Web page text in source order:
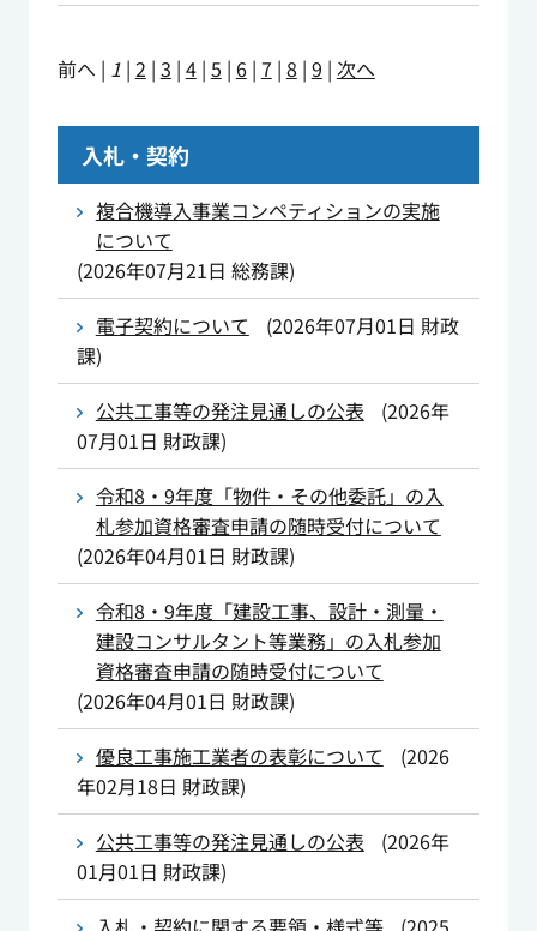
前へ | 1| 2 | 3 | 4| 5 | 6| 7 | 8| 9 | 次へ
入札・契約
複合機導入事業コンペティションの実施
について
(2026年07月21日 総務課)
電子契約について
(2026年07月01日 財政
課)
公共工事等の発注見通しの公表
(2026年
07月01日 財政課)
令和8・9年度「物件・その他委託」の入
札参加資格審査申請の随時受付について
(2026年04月01日 財政課)
令和8・9年度「建設工事、設計・測量・
建設コンサルタント等業務」の入札参加
資格審査申請の随時受付について
(2026年04月01日 財政課)
優良工事施工業者の表彰について
(2026
年02月18日 財政課)
公共工事等の発注見通しの公表
(2026年
01月01日 財政課)